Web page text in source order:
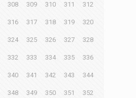
308 309 310 311 312
316 317 318 319 320
324 325 326 327 328
332 333 334 335 336
340 341 342 343 344
348 349 350 351 352